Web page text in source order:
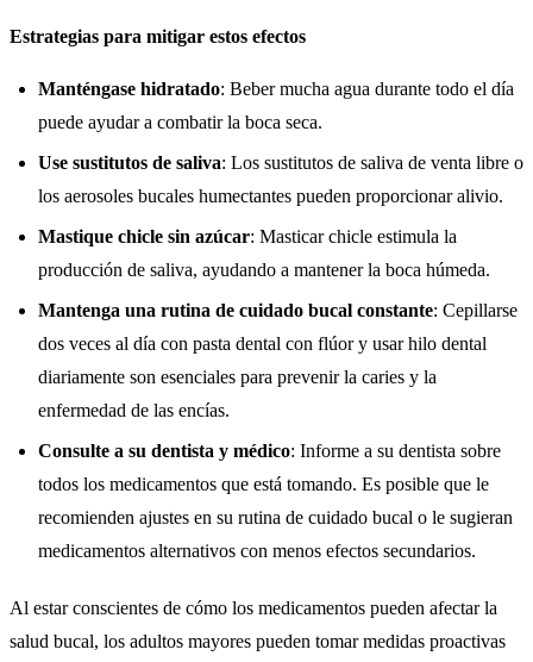
Estrategias para mitigar estos efectos
Manténgase hidratado: Beber mucha agua durante todo el día
puede ayudar a combatir la boca seca.
Use sustitutos de saliva: Los sustitutos de saliva de venta libre o
los aerosoles bucales humectantes pueden proporcionar alivio.
Mastique chicle sin azúcar: Masticar chicle estimula la
producción de saliva, ayudando a mantener la boca húmeda.
Mantenga una rutina de cuidado bucal constante: Cepillarse
dos veces al día con pasta dental con flúor y usar hilo dental
diariamente son esenciales para prevenir la caries y la
enfermedad de las encías.
Consulte a su dentista y médico: Informe a su dentista sobre
todos los medicamentos que está tomando. Es posible que le
recomienden ajustes en su rutina de cuidado bucal o le sugieran
medicamentos alternativos con menos efectos secundarios.
Al estar conscientes de cómo los medicamentos pueden afectar la
salud bucal, los adultos mayores pueden tomar medidas proactivas